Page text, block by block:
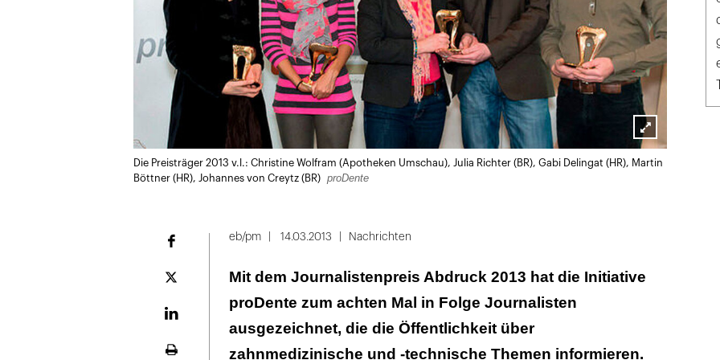
Lightbox
öffnen
Die Preisträger 2013 v.l.: Christine Wolfram (Apotheken Umschau), Julia Richter (BR), Gabi Delingat (HR), Martin
Böttner (HR), Johannes von Creytz (BR)
proDente
Plattform
eb/pm 14.03.2013 Nachrichten
Mit dem Journalistenpreis Abdruck 2013 hat die Initiative
proDente zum achten Mal in Folge Journalisten
ausgezeichnet, die die Öffentlichkeit über
zahnmedizinische und -technische Themen informieren.